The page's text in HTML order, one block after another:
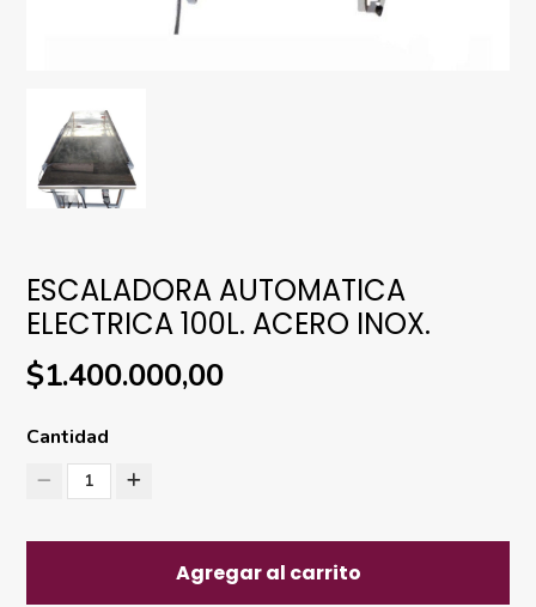
ESCALADORA AUTOMATICA
ELECTRICA 100L. ACERO INOX.
$1.400.000,00
Cantidad
1
Agregar al carrito